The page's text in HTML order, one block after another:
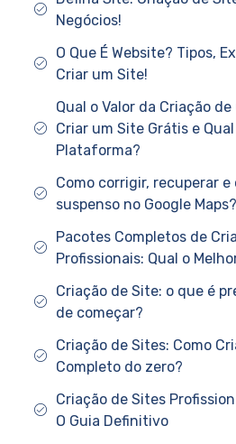
Negócios!
O Que É Website? Tipos,
Criar um Site!
Qual o Valor da Criação
Criar um Site Grátis e
Plataforma?
Como corrigir, recuperar
suspenso no Google Maps?
Pacotes Completos de
Profissionais: Qual o
Criação de Site: o que é
de começar?
Criação de Sites: Como
Completo do zero?
Criação de Sites
O Guia Definitivo